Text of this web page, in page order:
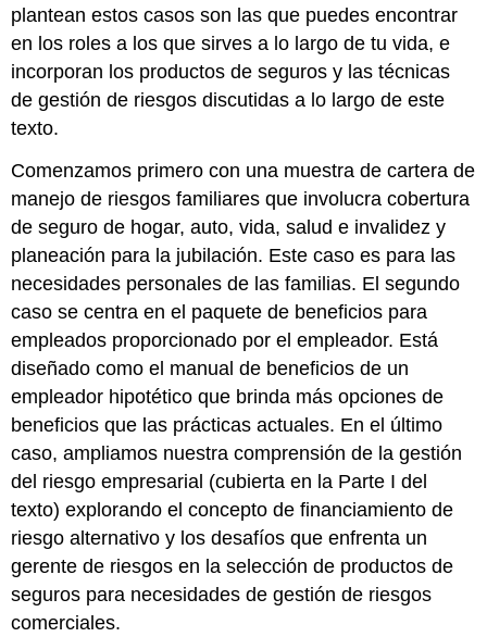
plantean estos casos son las que puedes encontrar
en los roles a los que sirves a lo largo de tu vida, e
incorporan los productos de seguros y las técnicas
de gestión de riesgos discutidas a lo largo de este
texto.
Comenzamos primero con una muestra de cartera de
manejo de riesgos familiares que involucra cobertura
de seguro de hogar, auto, vida, salud e invalidez y
planeación para la jubilación. Este caso es para las
necesidades personales de las familias. El segundo
caso se centra en el paquete de beneficios para
empleados proporcionado por el empleador. Está
diseñado como el manual de beneficios de un
empleador hipotético que brinda más opciones de
beneficios que las prácticas actuales. En el último
caso, ampliamos nuestra comprensión de la gestión
del riesgo empresarial (cubierta en la Parte I del
texto) explorando el concepto de financiamiento de
riesgo alternativo y los desafíos que enfrenta un
gerente de riesgos en la selección de productos de
seguros para necesidades de gestión de riesgos
comerciales.